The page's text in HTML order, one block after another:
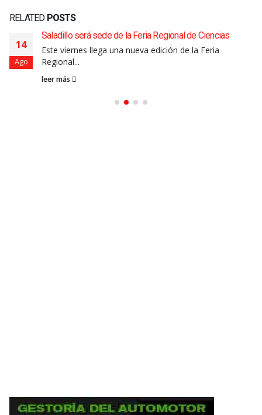
RELATED POSTS
14
Ago
Saladillo será sede de la Feria Regional de Ciencias
Este viernes llega una nueva edición de la Feria
Regional...
leer más